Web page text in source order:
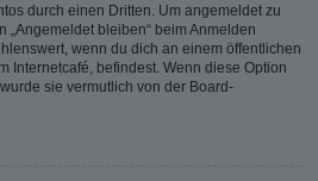
durch einen Dritten. Um angemeldet zu
„Angemeldet bleiben“ beim Anmelden
wenn du dich an einem öffentlichen
Internetcafé, befindest. Wenn diese Option
sie vermutlich von der Board-